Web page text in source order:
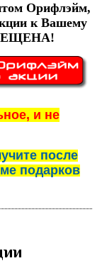
Орифлэйм,
к Вашему
и не
после
подарков